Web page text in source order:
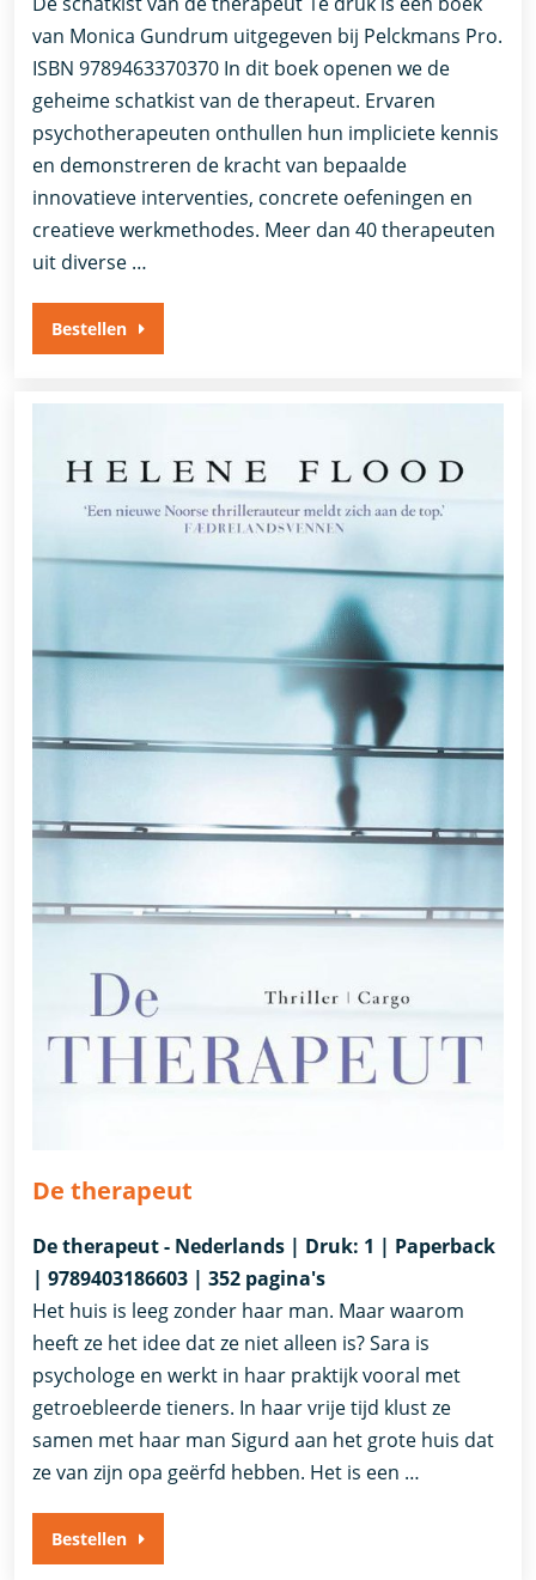
van Monica Gundrum uitgegeven bij Pelckmans Pro.
ISBN 9789463370370 In dit boek openen we de
geheime schatkist van de therapeut. Ervaren
psychotherapeuten onthullen hun impliciete kennis
en demonstreren de kracht van bepaalde
innovatieve interventies, concrete oefeningen en
creatieve werkmethodes. Meer dan 40 therapeuten
uit diverse …
Bestellen
De therapeut
De therapeut - Nederlands | Druk: 1 | Paperback
| 9789403186603 | 352 pagina's
Het huis is leeg zonder haar man. Maar waarom
heeft ze het idee dat ze niet alleen is? Sara is
psychologe en werkt in haar praktijk vooral met
getroebleerde tieners. In haar vrije tijd klust ze
samen met haar man Sigurd aan het grote huis dat
ze van zijn opa geërfd hebben. Het is een …
Bestellen